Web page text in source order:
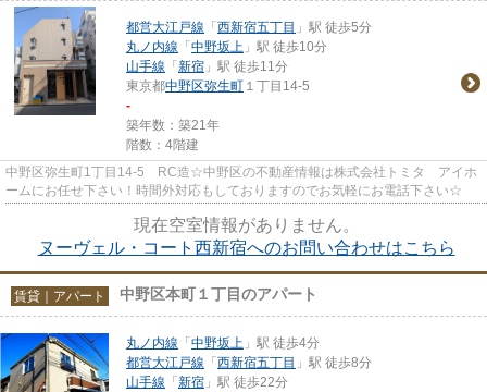
都営大江戸線 「 西新宿五丁目 」駅 徒歩5分
丸ノ内線 「 中野坂上 」駅 徒歩10分
山手線 「 新宿 」駅 徒歩11分
東京都中野区弥生町 １丁目14-5
-
築年数：築21年
階数：4階建
中野区弥生町1丁目14-5 RC造☆中野区の不動産情報は株式会社トミタ アイホ
ームにお任せ下さい！時間外対応もしておりますのでお気軽にお電話下さい☆
現在空室情報がありません。
ヌーヴェル・コート西新宿へのお問い合わせはこちら
賃貸｜アパート 中野区本町１丁目のアパート
丸ノ内線 「 中野坂上 」駅 徒歩4分
都営大江戸線 「 西新宿五丁目 」駅 徒歩8分
山手線 「 新宿 」駅 徒歩22分